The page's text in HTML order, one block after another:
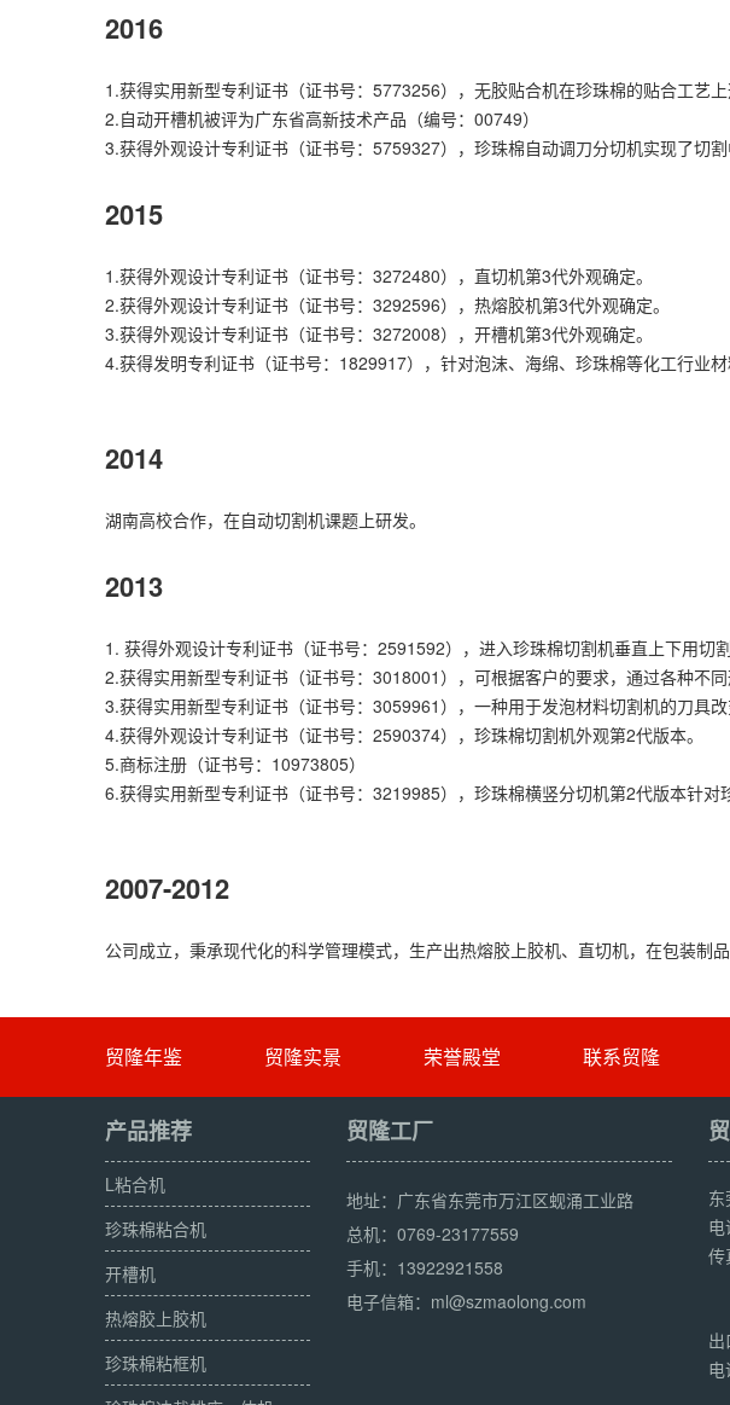
2016
1.获得实用新型专利证书（证书号：5773256），无胶贴合机在珍珠棉的贴合工艺
2.自动开槽机被评为广东省高新技术产品（编号：00749）
3.获得外观设计专利证书（证书号：5759327），珍珠棉自动调刀分切机实现了切
2015
1.获得外观设计专利证书（证书号：3272480），直切机第3代外观确定。
2.获得外观设计专利证书（证书号：3292596），热熔胶机第3代外观确定。
3.获得外观设计专利证书（证书号：3272008），开槽机第3代外观确定。
4.获得发明专利证书（证书号：1829917），针对泡沫、海绵、珍珠棉等化工行业材
2014
湖南高校合作，在自动切割机课题上研发。
2013
1. 获得外观设计专利证书（证书号：2591592），进入珍珠棉切割机垂直上下用切割
2.获得实用新型专利证书（证书号：3018001），可根据客户的要求，通过各种不
3.获得实用新型专利证书（证书号：3059961），一种用于发泡材料切割机的刀具
4.获得外观设计专利证书（证书号：2590374），珍珠棉切割机外观第2代版本。
5.商标注册（证书号：10973805）
6.获得实用新型专利证书（证书号：3219985），珍珠棉横竖分切机第2代版本针
2007-2012
公司成立，秉承现代化的科学管理模式，生产出热熔胶上胶机、直切机，在包装制
贸隆年鉴 贸隆实景 荣誉殿堂 联系贸隆
产品推荐
L粘合机
珍珠棉粘合机
开槽机
热熔胶上胶机
珍珠棉粘框机
贸隆工厂
地址：广东省东莞市万江区蚬涌工业路
总机：0769-23177559
手机：13922921558
电子信箱：ml@szmaolong.com
传
出